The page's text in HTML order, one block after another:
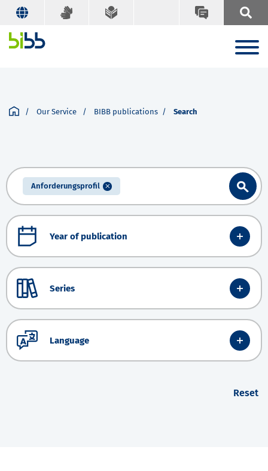
Our Service BIBB publications Search
Anforderungsprofil
Year of publication
Series
Language
Reset